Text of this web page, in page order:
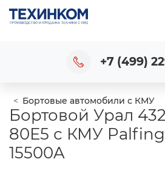
+7 (499)
Бортовые автомобили с КМУ
Бортовой Урал
80Е5 с КМУ
15500A